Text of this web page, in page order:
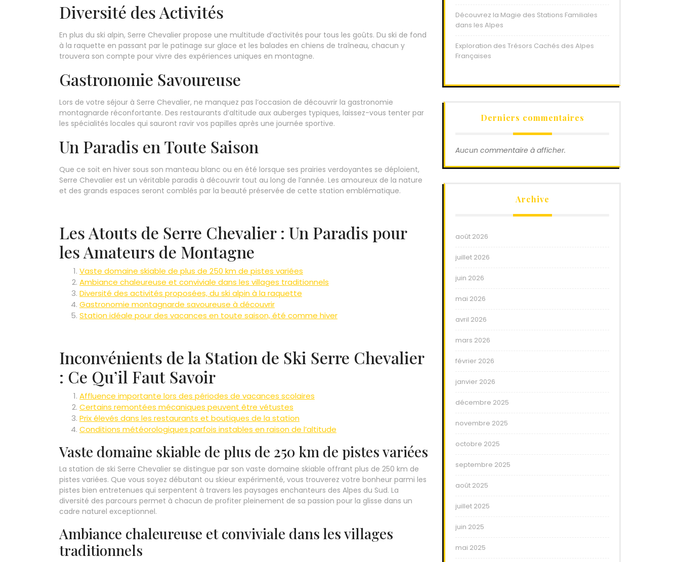
Diversité des Activités
En plus du ski alpin, Serre Chevalier propose une multitude d’activités pour tous les goûts. Du ski de fond
à la raquette en passant par le patinage sur glace et les balades en chiens de traîneau, chacun y
trouvera son compte pour vivre des expériences uniques en montagne.
Gastronomie Savoureuse
Lors de votre séjour à Serre Chevalier, ne manquez pas l’occasion de découvrir la gastronomie
montagnarde réconfortante. Des restaurants d’altitude aux auberges typiques, laissez-vous tenter par
les spécialités locales qui sauront ravir vos papilles après une journée sportive.
Un Paradis en Toute Saison
Que ce soit en hiver sous son manteau blanc ou en été lorsque ses prairies verdoyantes se déploient,
Serre Chevalier est un véritable paradis à découvrir tout au long de l’année. Les amoureux de la nature
et des grands espaces seront comblés par la beauté préservée de cette station emblématique.
Les Atouts de Serre Chevalier : Un Paradis pour
les Amateurs de Montagne
Vaste domaine skiable de plus de 250 km de pistes variées
Ambiance chaleureuse et conviviale dans les villages traditionnels
Diversité des activités proposées, du ski alpin à la raquette
Gastronomie montagnarde savoureuse à découvrir
Station idéale pour des vacances en toute saison, été comme hiver
Inconvénients de la Station de Ski Serre Chevalier
: Ce Qu’il Faut Savoir
Affluence importante lors des périodes de vacances scolaires
Certains remontées mécaniques peuvent être vétustes
Prix élevés dans les restaurants et boutiques de la station
Conditions météorologiques parfois instables en raison de l’altitude
Vaste domaine skiable de plus de 250 km de pistes variées
La station de ski Serre Chevalier se distingue par son vaste domaine skiable offrant plus de 250 km de
pistes variées. Que vous soyez débutant ou skieur expérimenté, vous trouverez votre bonheur parmi les
pistes bien entretenues qui serpentent à travers les paysages enchanteurs des Alpes du Sud. La
diversité des parcours permet à chacun de profiter pleinement de sa passion pour la glisse dans un
cadre naturel exceptionnel.
Ambiance chaleureuse et conviviale dans les villages
traditionnels
Découvrez la Magie des Stations Familiales
dans les Alpes
Exploration des Trésors Cachés des Alpes
Françaises
Derniers commentaires
Aucun commentaire à afficher.
Archive
août 2026
juillet 2026
juin 2026
mai 2026
avril 2026
mars 2026
février 2026
janvier 2026
décembre 2025
novembre 2025
octobre 2025
septembre 2025
août 2025
juillet 2025
juin 2025
mai 2025